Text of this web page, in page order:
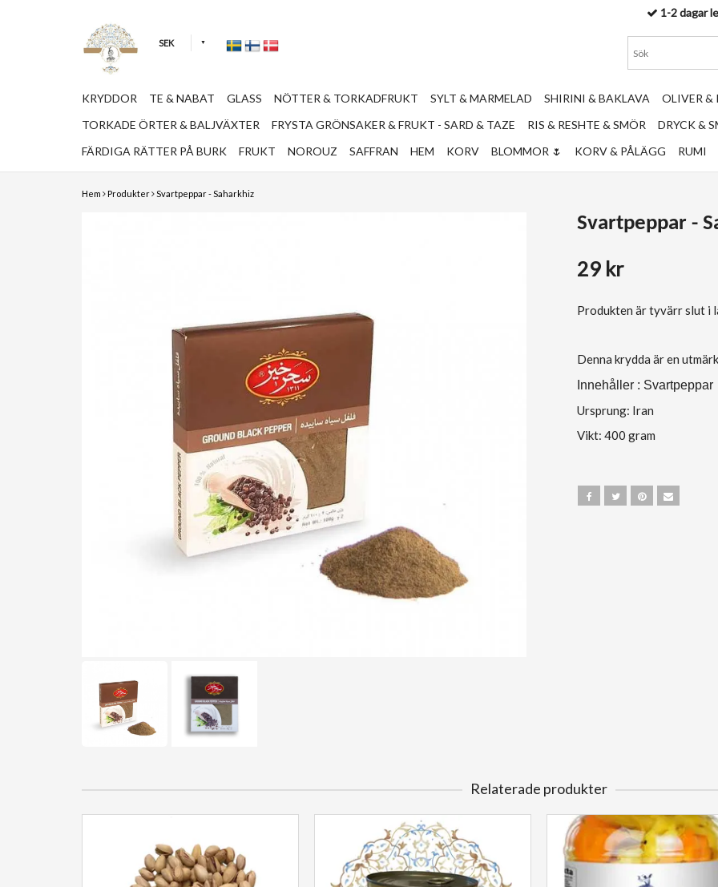
Hem Produkter Svartpeppar - Saharkhiz
Svartpeppar -
29 kr
Produkten är tyvärr slut i
Denna krydda är en
Innehåller : Svartpeppar
Ursprung: Iran
Vikt: 400 gram
Relaterade produkter
SEK
1-2 dagar
KRYDDOR TE & NABAT GLASS NÖTTER & TORKADFRUKT SYLT & MARMELAD SHIRINI & BAKLAVA OLIVER &
TORKADE ÖRTER & BALJVÄXTER
FRYSTA GRÖNSAKER & FRUKT - SARD & TAZE RIS & RESHTE & SMÖR DRYCK &
FÄRDIGA RÄTTER PÅ BURK
FRUKT NOROUZ SAFFRAN HEM KORV BLOMMOR 🌷 KORV & PÅLÄGG RUMI